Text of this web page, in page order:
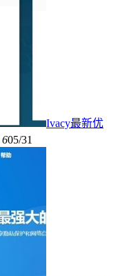
Ivacy最新优
605/31